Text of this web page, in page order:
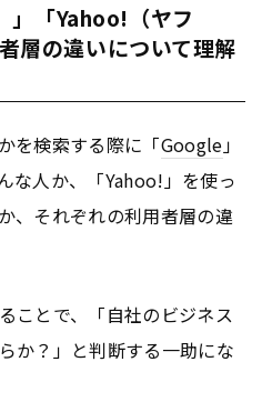
」「Yahoo!（ヤフ
層の違いについて理解
を検索する際に「Google」
な人か、「Yahoo!」を使っ
、それぞれの利用者層の違
ことで、「自社のビジネス
か？」と判断する一助にな